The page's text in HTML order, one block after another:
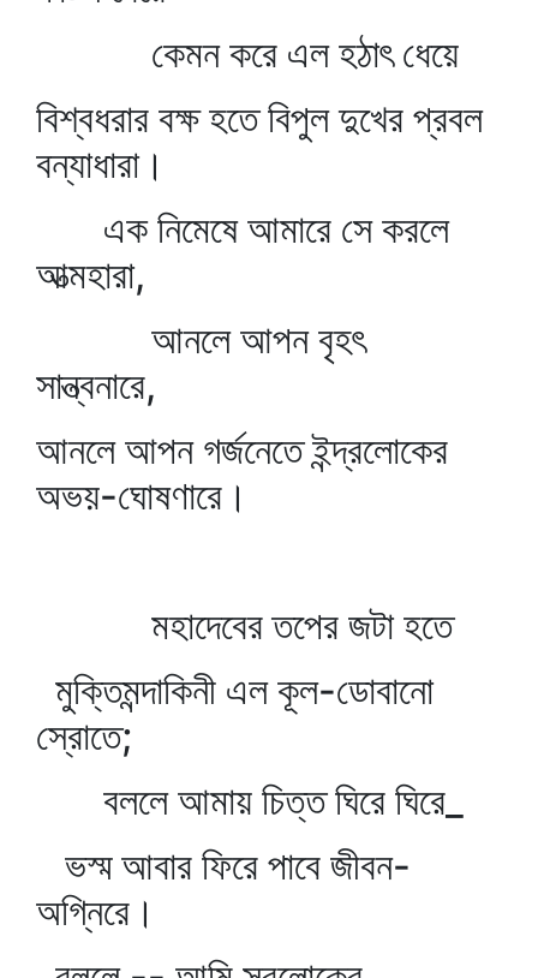
কেমন করে এল হঠাৎ ধেয়ে
বিশ্বধরার বক্ষ হতে বিপুল দুখের প্রবল
বন্যাধারা।
এক নিমেষে আমারে সে করলে
আত্মহারা,
আনলে আপন বৃহৎ
সান্ত্বনারে,
আনলে আপন গর্জনেতে ইন্দ্রলোকের
অভয়-ঘোষণারে।
মহাদেবের তপের জটা হতে
মুক্তিমন্দাকিনী এল কূল-ডোবানো
স্রোতে;
বললে আমায় চিত্ত ঘিরে ঘিরে_
ভস্ম আবার ফিরে পাবে জীবন-
অগ্নিরে।